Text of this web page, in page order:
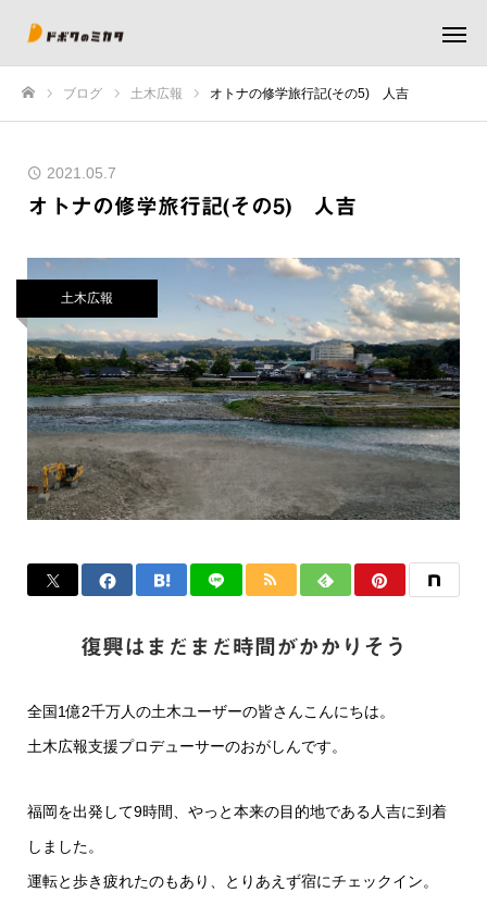
ブログ 土木広報 オトナの修学旅行記(その5) 人吉
2021.05.7
オトナの修学旅行記(その5) 人吉
土木広報
復興はまだまだ時間がかかりそう
全国1億2千万人の土木ユーザーの皆さんこんにちは。
土木広報支援プロデューサーのおがしんです。
福岡を出発して9時間、やっと本来の目的地である人吉に到着
しました。
運転と歩き疲れたのもあり、とりあえず宿にチェックイン。